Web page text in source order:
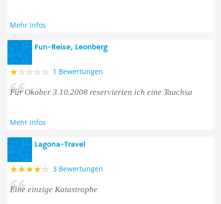
Mehr Infos
Fun-Reise, Leonberg
1 Bewertungen
Für Okober 3.10.2008 reservierten ich eine Tauchsa
Mehr Infos
Lagona-Travel
3 Bewertungen
Eine einzige Katastrophe